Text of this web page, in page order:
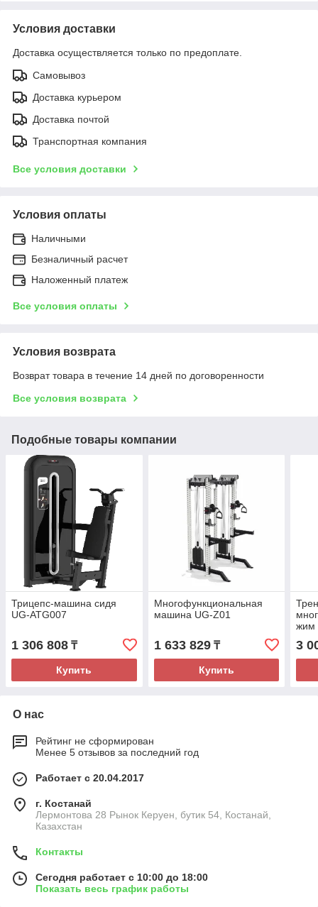
Условия доставки
Доставка осуществляется только по предоплате.
Самовывоз
Доставка курьером
Доставка почтой
Транспортная компания
Все условия доставки
Условия оплаты
Наличными
Безналичный расчет
Наложенный платеж
Все условия оплаты
Условия возврата
Возврат товара в течение 14 дней по договоренности
Все условия возврата
Подобные товары компании
Трицепс-машина сидя
UG-ATG007
1 306 808 ₸
Купить
Многофункциональная
машина UG-Z01
1 633 829₸
Купить
жим
3
О нас
Рейтинг не сформирован
Менее 5 отзывов за последний год
Работает с 20.04.2017
г. Костанай
Лермонтова 28 Рынок Керуен, бутик 54, Костанай,
Казахстан
Контакты
Сегодня работает с 10:00 до 18:00
Показать весь график работы